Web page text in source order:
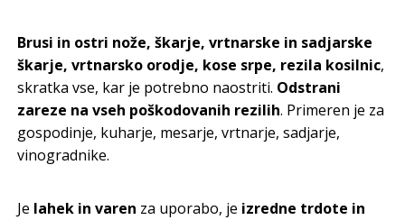
Brusi in ostri nože, škarje, vrtnarske in sadjarske
škarje, vrtnarsko orodje, kose srpe, rezila kosilnic,
skratka vse, kar je potrebno naostriti. Odstrani
zareze na vseh poškodovanih rezilih. Primeren je za
gospodinje, kuharje, mesarje, vrtnarje, sadjarje,
vinogradnike.
Je lahek in varen za uporabo, je izredne trdote in